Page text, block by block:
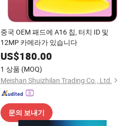
중국 OEM 패드에 A16 칩, 터치 ID 및
12MP 카메라가 있습니다
US$180.00
1 상품 (MOQ)
Meishan Shuizhilan Trading Co., Ltd.
문의 보내기